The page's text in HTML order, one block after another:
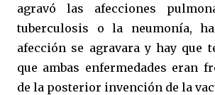
agravó las afecciones
tuberculosis o la neumonía,
afección se agravara y hay que
que ambas enfermedades eran
de la posterior invención de la